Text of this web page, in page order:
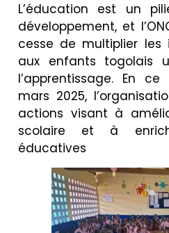
L’éducation est un
développement, et
cesse de multiplier les
aux enfants togolais
l’apprentissage. En
mars 2025,
actions visant à
scolaire et à
éducatives